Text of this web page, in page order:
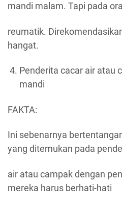
mandi malam. Tapi pada
reumatik.
hangat.
Penderita cacar air atau
mandi
FAKTA:
Ini sebenarnya
yang ditemukan pada
air atau campak dengan
mereka harus berhati-hati